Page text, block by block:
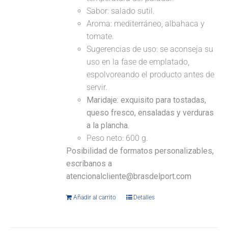
Sabor: salado sutil.
Aroma: mediterráneo, albahaca y
tomate.
Sugerencias de uso: se aconseja su
uso en la fase de emplatado,
espolvoreando el producto antes de
servir.
Maridaje: exquisito para tostadas,
queso fresco, ensaladas y verduras
a la plancha.
Peso neto: 600 g.
Posibilidad de formatos personalizables,
escríbanos a
atencionalcliente@brasdelport.com
Añadir al carrito Detalles